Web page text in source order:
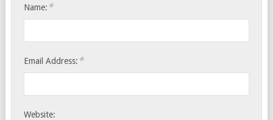
Name: *
Email Address: *
Website: